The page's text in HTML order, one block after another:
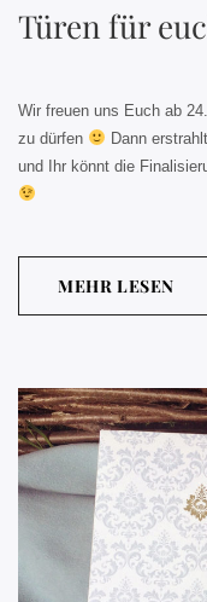
Türen für
Wir freuen uns Euch ab
zu dürfen
Dann
und Ihr könnt die
MEHR LESEN